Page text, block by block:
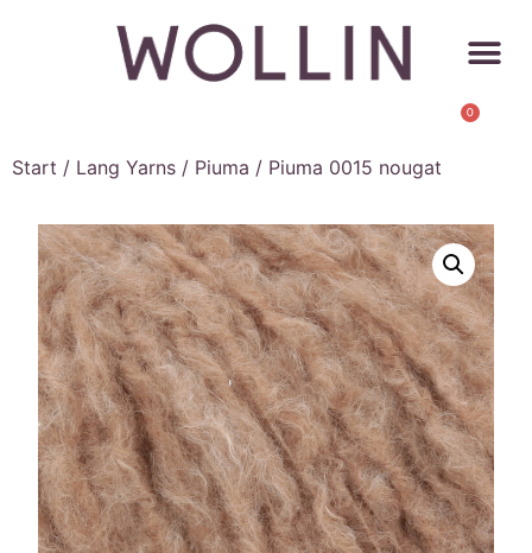
0
Start / Lang Yarns / Piuma / Piuma 0015 nougat